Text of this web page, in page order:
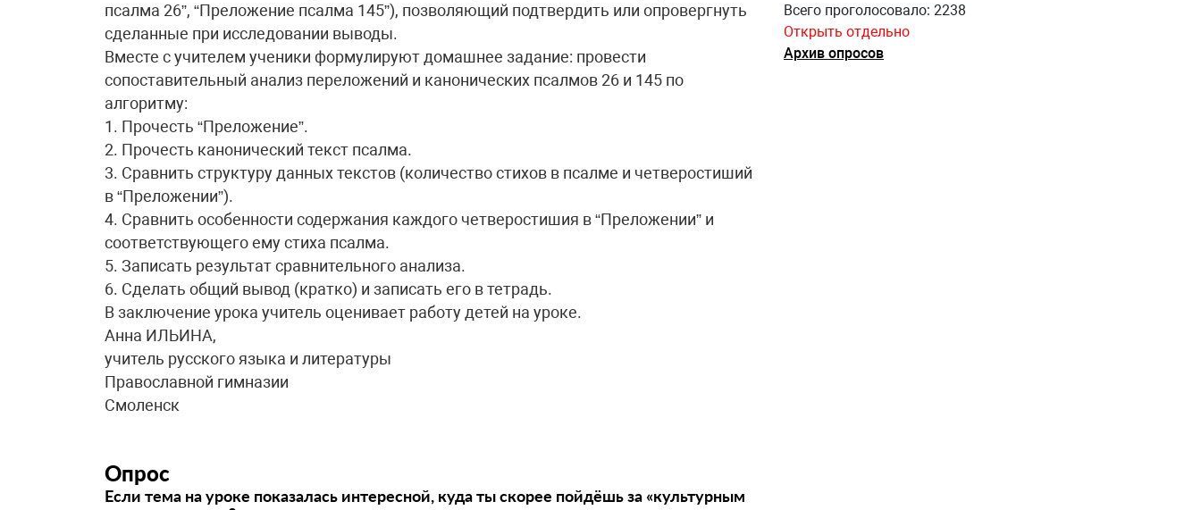
псалма 26”, “Преложение псалма 145”), позволяющий подтвердить или опровергнуть
сделанные при исследовании выводы.
Вместе с учителем ученики формулируют домашнее задание: провести
сопоставительный анализ переложений и канонических псалмов 26 и 145 по
алгоритму:
1. Прочесть “Преложение”.
2. Прочесть канонический текст псалма.
3. Сравнить структуру данных текстов (количество стихов в псалме и четверостиший
в “Преложении”).
4. Сравнить особенности содержания каждого четверостишия в “Преложении” и
соответствующего ему стиха псалма.
5. Записать результат сравнительного анализа.
6. Сделать общий вывод (кратко) и записать его в тетрадь.
В заключение урока учитель оценивает работу детей на уроке.
Анна ИЛЬИНА,
учитель русского языка и литературы
Православной гимназии
Смоленск
Опрос
Если тема на уроке показалась интересной, куда ты скорее пойдёшь за «культурным
Всего проголосовало: 2238
Открыть отдельно
Архив опросов